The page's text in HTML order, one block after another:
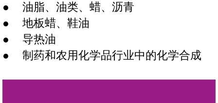
油脂、油类、蜡、沥青
地板蜡、鞋油
导热油
制药和农用化学品行业中的化学合成